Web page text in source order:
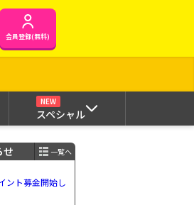
会員登録(無料)
NEW
スペシャル
せ
一覧へ
ント募金開始し